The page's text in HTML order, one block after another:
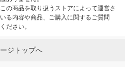
の商品を取り扱うストアによって運営さ
る内容や商品、ご購入に関するご質問
ださい。
ジトップへ